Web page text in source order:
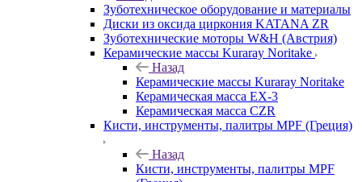
Зуботехническое оборудование и материалы
Диски из оксида циркония KATANA ZR
Зуботехнические моторы W&H (Австрия)
Керамические массы Kuraray Noritake
Назад
Керамические массы Kuraray Noritake
Керамическая масса EX-3
Керамическая масса CZR
Кисти, инструменты, палитры MPF (Греция)
Назад
Кисти, инструменты, палитры MPF